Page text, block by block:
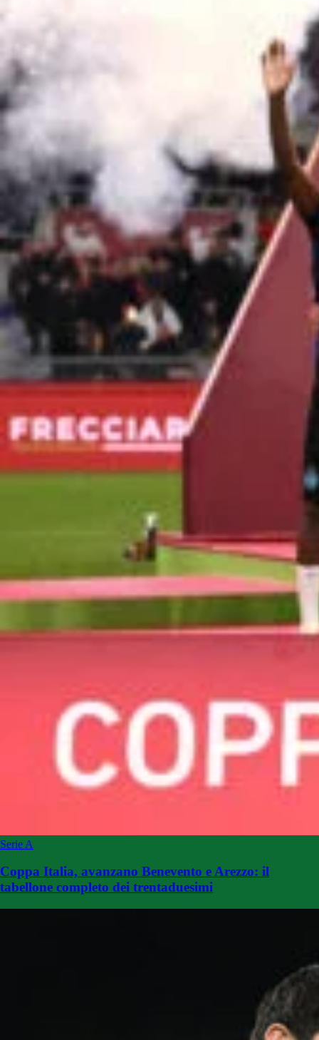
Serie A
Coppa Italia, avanzano Benevento e Arezzo: il
tabellone completo dei trentaduesimi